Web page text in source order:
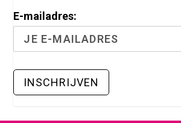
E-mailadres: